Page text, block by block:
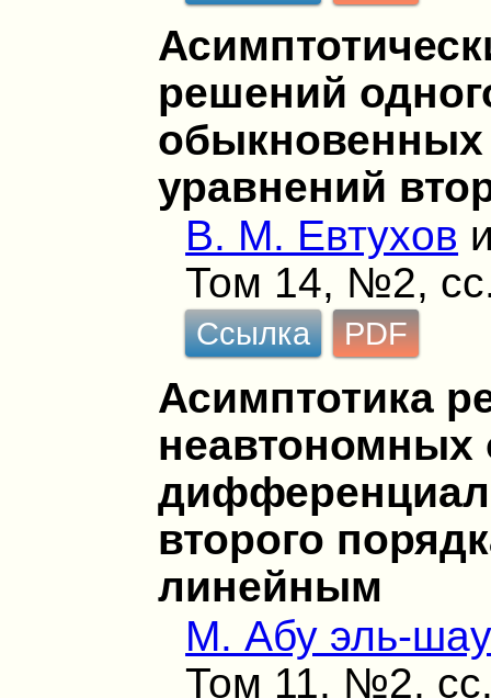
решений
уравнений
В. М. Евтухов
Том 14, №2,
Ссылка PDF
Асимптотика
второго
линейным
М. Абу эль-
Том 11, №2,